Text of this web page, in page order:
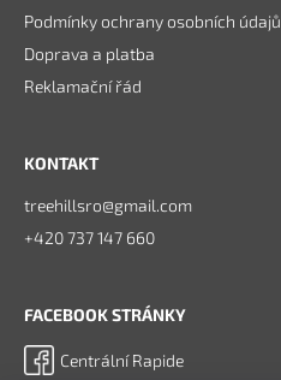
Podmínky ochrany osobních údajů
Doprava a platba
Reklamační řád
KONTAKT
treehillsro@gmail.com
+420 737 147 660
FACEBOOK STRÁNKY
Centrální Rapide